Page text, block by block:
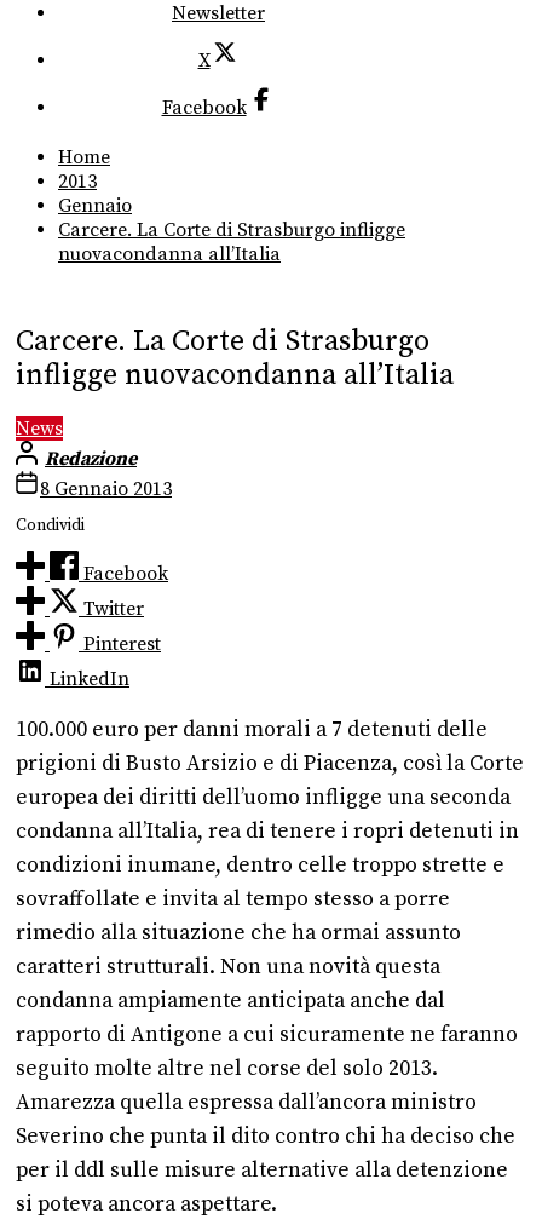
Newsletter
X
Facebook
Home
2013
Gennaio
Carcere. La Corte di Strasburgo infligge
nuovacondanna all’Italia
Carcere. La Corte di Strasburgo
infligge nuovacondanna all’Italia
News
Redazione
8 Gennaio 2013
Condividi
Facebook
Twitter
Pinterest
LinkedIn
100.000 euro per danni morali a 7 detenuti delle
prigioni di Busto Arsizio e di Piacenza, così la Corte
europea dei diritti dell’uomo infligge una seconda
condanna all’Italia, rea di tenere i ropri detenuti in
condizioni inumane, dentro celle troppo strette e
sovraffollate e invita al tempo stesso a porre
rimedio alla situazione che ha ormai assunto
caratteri strutturali. Non una novità questa
condanna ampiamente anticipata anche dal
rapporto di Antigone a cui sicuramente ne faranno
seguito molte altre nel corse del solo 2013.
Amarezza quella espressa dall’ancora ministro
Severino che punta il dito contro chi ha deciso che
per il ddl sulle misure alternative alla detenzione
si poteva ancora aspettare.